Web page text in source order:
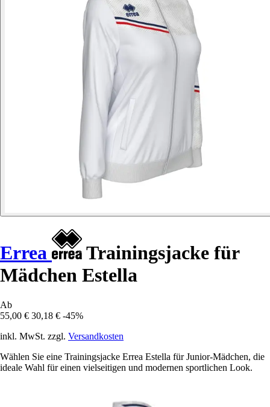
Errea
Trainingsjacke für
Mädchen Estella
Ab
55,00 € 30,18 € -45%
inkl. MwSt. zzgl. Versandkosten
Wählen Sie eine Trainingsjacke Errea Estella für Junior-Mädchen, die
ideale Wahl für einen vielseitigen und modernen sportlichen Look.